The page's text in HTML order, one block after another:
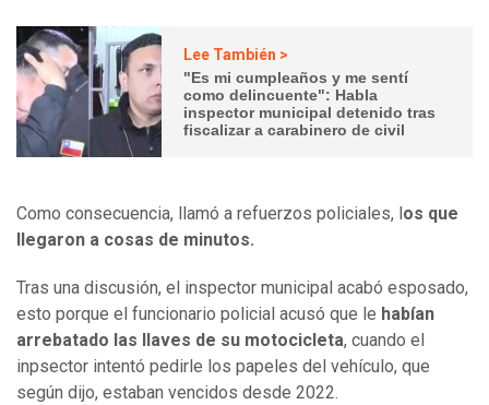
Lee También >
"Es mi cumpleaños y me sentí
como delincuente": Habla
inspector municipal detenido tras
fiscalizar a carabinero de civil
Como consecuencia, llamó a refuerzos policiales, los que
llegaron a cosas de minutos.
Tras una discusión, el inspector municipal acabó esposado,
esto porque el funcionario policial acusó que le habían
arrebatado las llaves de su motocicleta, cuando el
inpsector intentó pedirle los papeles del vehículo, que
según dijo, estaban vencidos desde 2022.